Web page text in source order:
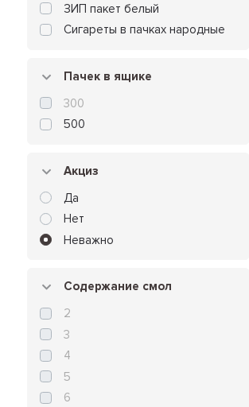
ЗИП пакет белый
Сигареты в пачках народные
Пачек в ящике
300
500
Акциз
Да
Нет
Неважно
Содержание смол
2
3
4
5
6